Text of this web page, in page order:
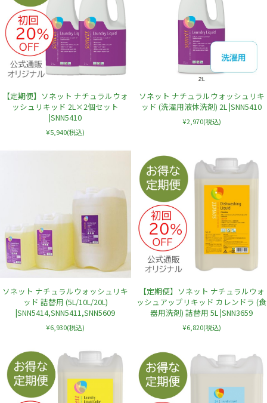
【定期便】ソネット ナチュラルウォ
ッシュリキッド 2L×2個セット
|SNN5410
¥5,940(税込)
ソネット ナチュラルウォッシュリキ
ッド (洗濯用液体洗剤) 2L |SNN5410
¥2,970(税込)
ソネット ナチュラルウォッシュリキ
ッド 詰替用 (5L/10L/20L)
|SNN5414,SNN5411,SNN5609
¥6,930(税込)
【定期便】ソネット ナチュラルウォ
ッシュアップリキッド カレンドラ (食
器用洗剤) 詰替用 5L |SNN3659
¥6,820(税込)